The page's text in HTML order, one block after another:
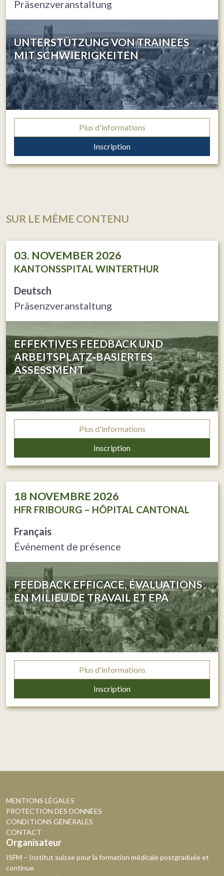
Präsenzveranstaltung
UNTERSTÜTZUNG VON TRAINEES
MIT SCHWIERIGKEITEN
Plus d'informations
Inscription
SUR LE MÊME CONTENU
03. NOVEMBER 2026
KANTONSSPITAL WINTERTHUR
Deutsch
Präsenzveranstaltung
EFFEKTIVES FEEDBACK UND
ARBEITSPLATZ‐BASIERTES
ASSESSMENT
Plus d'informations
Inscription
18 NOVEMBRE 2026
HFR FRIBOURG – HÔPITAL CANTONAL
Français
Événement de présence
FEEDBACK EFFICACE, ÉVALUATIONS
EN MILIEU DE TRAVAIL ET EPA
Plus d'informations
Inscription
MENTIONS LÉGALES
PROTECTION DES DONNÉES
CONDITIONS GÉNÉRALES
CONTACT
Organisateur
ISFM – Institut suisse pour la formation médicale postgraduée et
continue